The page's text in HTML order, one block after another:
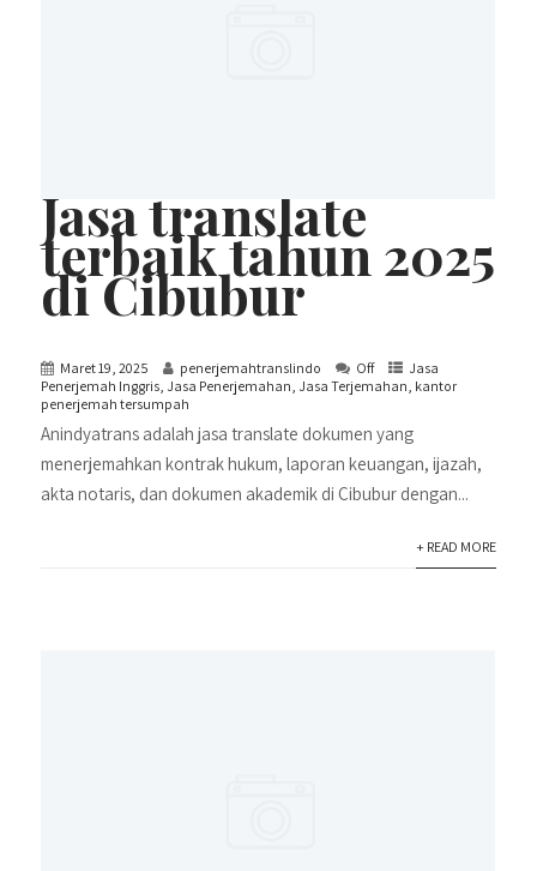
Jasa translate
terbaik tahun 2025
di Cibubur
Maret 19, 2025 penerjemahtranslindo Off
Jasa
Penerjemah Inggris Jasa Penerjemahan Jasa Terjemahan kantor
penerjemah tersumpah
Anindyatrans adalah jasa translate dokumen yang
menerjemahkan kontrak hukum, laporan keuangan, ijazah,
akta notaris, dan dokumen akademik di Cibubur dengan...
+ READ MORE